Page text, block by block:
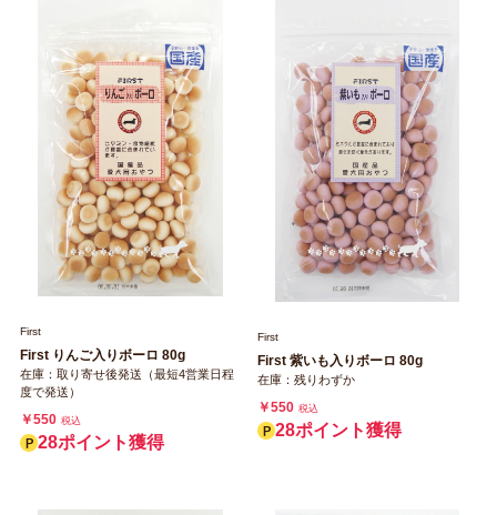
First
First りんご入りボーロ 80g
在庫：取り寄せ後発送（最短4営業日程
度で発送）
￥550 税込
28ポイント獲得
First
First 紫いも入りボーロ 80g
在庫：残りわずか
￥550 税込
28ポイント獲得